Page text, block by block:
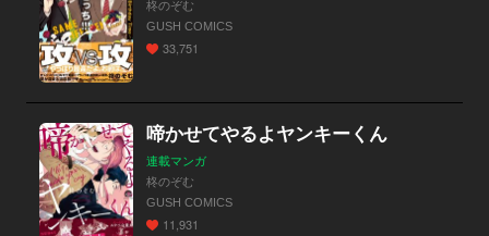
柊のぞむ
GUSH COMICS
33,751
啼かせてやるよヤンキーくん
連載マンガ
柊のぞむ
GUSH COMICS
11,931